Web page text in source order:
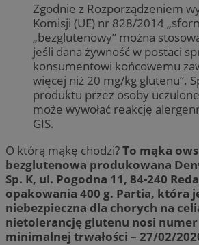
Zgodnie z Rozporządzeniem
Komisji (UE) nr 828/2014
„bezglutenowy” można
jeśli dana żywność w postaci
konsumentowi końcowemu
więcej niż 20 mg/kg glutenu”.
produktu przez osoby
może wywołać reakcję
GIS.
O którą mąkę chodzi?To mąka
bezglutenowa produkowana
Sp. K, ul. Pogodna 11, 84-240
opakowania 400 g. Partia, która
niebezpieczna dla chorych na
nietolerancję glutenu nosi numer
minimalnej trwałości – 27/02/